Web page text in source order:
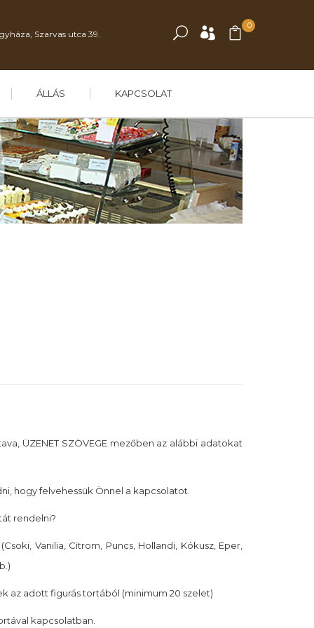
Szarvas utca 39.
0
ÁLLÁS KAPCSOLAT
ÜZENET SZÖVEGE mezőben az alábbi adatokat
hogy felvehessük Önnel a kapcsolatot.
rendelni?
Vanilia, Citrom, Puncs, Hollandi, Kókusz, Eper,
az adott figurás tortából (minimum 20 szelet)
kapcsolatban.